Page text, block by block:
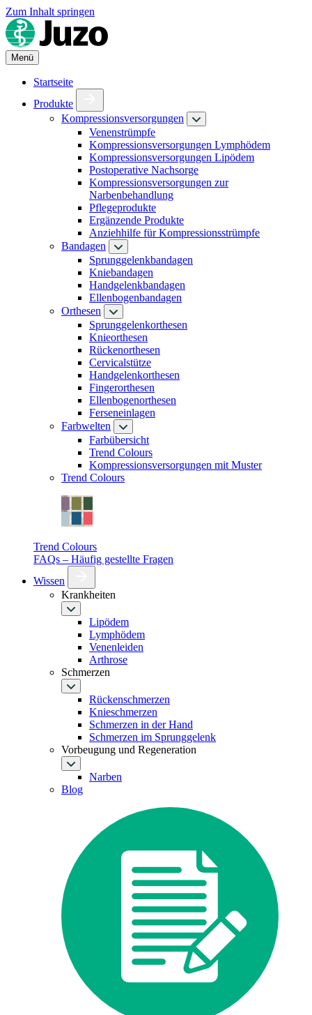
Zum Inhalt springen
Menü
Startseite
Produkte
Kompressionsversorgungen
Venenstrümpfe
Kompressionsversorgungen Lymphödem
Kompressionsversorgungen Lipödem
Postoperative Nachsorge
Kompressionsversorgungen zur
Narbenbehandlung
Pflegeprodukte
Ergänzende Produkte
Anziehhilfe für Kompressionsstrümpfe
Bandagen
Sprunggelenkbandagen
Kniebandagen
Handgelenkbandagen
Ellenbogenbandagen
Orthesen
Sprunggelenkorthesen
Knieorthesen
Rückenorthesen
Cervicalstütze
Handgelenkorthesen
Fingerorthesen
Ellenbogenorthesen
Ferseneinlagen
Farbwelten
Farbübersicht
Trend Colours
Kompressionsversorgungen mit Muster
Trend Colours
Trend Colours
FAQs – Häufig gestellte Fragen
Wissen
Krankheiten
Lipödem
Lymphödem
Venenleiden
Arthrose
Schmerzen
Rückenschmerzen
Knieschmerzen
Schmerzen in der Hand
Schmerzen im Sprunggelenk
Vorbeugung und Regeneration
Narben
Blog